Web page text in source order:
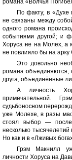
По факту, в «Духе
не связаны между
одного романа
событиями другой; и
Хоруса не на Молех, а
не повлияло бы на
Это довольно
романа объединяются,
друга, объединённые
А личность
примечательной.
судьбоносном
уже Молехе, в разы
стоял выбор —
несколько тысячелетий
Но как и в «Лживых
Грэм Макнилл
личности Хоруса на